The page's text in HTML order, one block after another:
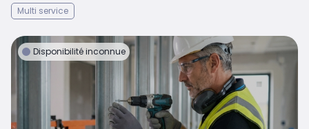
Multi service
Disponibilité inconnue